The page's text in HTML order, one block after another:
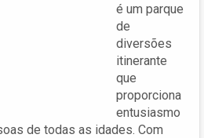
é um parque
de
diversões
itinerante
que
proporciona
entusiasmo
de todas as idades. Com